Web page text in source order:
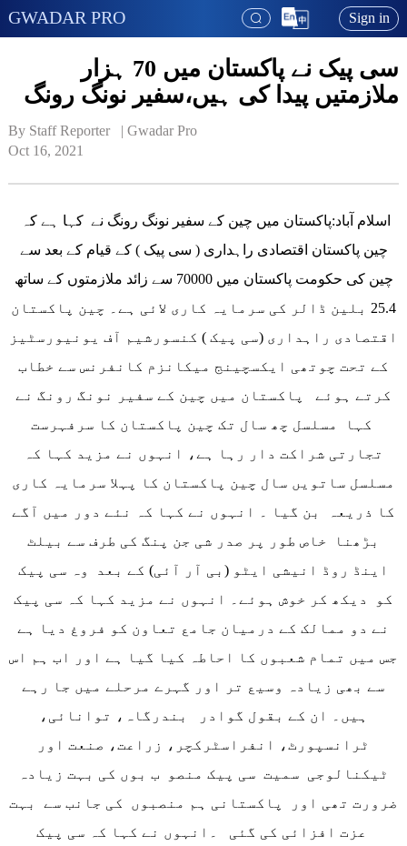
GWADAR PRO Sign in
سی پیک نے پاکستان میں 70 ہزار
ملازمتیں پیدا کی ہیں،سفیر نونگ رونگ
By Staff Reporter   | Gwadar Pro
Oct 16, 2021
چین پاکستان اقتصادی راہداری ( سی پیک ) کے قیام کے بعد سے
چین کی حکومت پاکستان میں 70000 سے زائد ملازمتوں کے ساتھ
25.4 بلین ڈالر کی سرمایہ کاری لائی ہے۔ چین پاکستان
اقتصادی راہداری (سی پیک ) کنسورشیم آف یونیورسٹیز
کے تحت چوتھی ایکسچینج میکانزم کانفرنس سے خطاب
کرتے ہوئے پاکستان میں چین کے سفیر نونگ رونگ نے
کہا مسلسل چھ سال تک چین پاکستان کا سرفہرست
تجارتی شراکت دار رہا ہے، انہوں نے مزید کہا کہ
مسلسل ساتویں سال چین پاکستان کا پہلا سرمایہ کاری
کا ذریعہ بن گیا ۔ انہوں نے کہا کہ نئے دور میں آگے
بڑھنا خاص طور پر صدر شی جن پنگ کی طرف سے بیلٹ
اینڈ روڈ انیشی ایٹو (بی آر آئی) کے بعد وہ سی پیک
کو دیکھ کر خوش ہوئے۔ انہوں نے مزید کہا کہ سی پیک
نے دو ممالک کے درمیان جامع تعاون کو فروغ دیا ہے
جس میں تمام شعبوں کا احاطہ کیا گیا ہے اور اب ہم اس
سے بھی زیادہ وسیع تر اور گہرے مرحلے میں جا رہے
ہیں۔ ان کے بقول گوادر بندرگاہ، توانائی،
ٹرانسپورٹ، انفراسٹرکچر، زراعت، صنعت اور
ٹیکنالوجی سمیت سی پیک منصو ب بوں کی بہت زیادہ
ضرورت تھی اور پاکستانی ہم منصبوں کی جانب سے بہت
عزت افزائی کی گئی ۔انہوں نے کہا کہ سی پیک